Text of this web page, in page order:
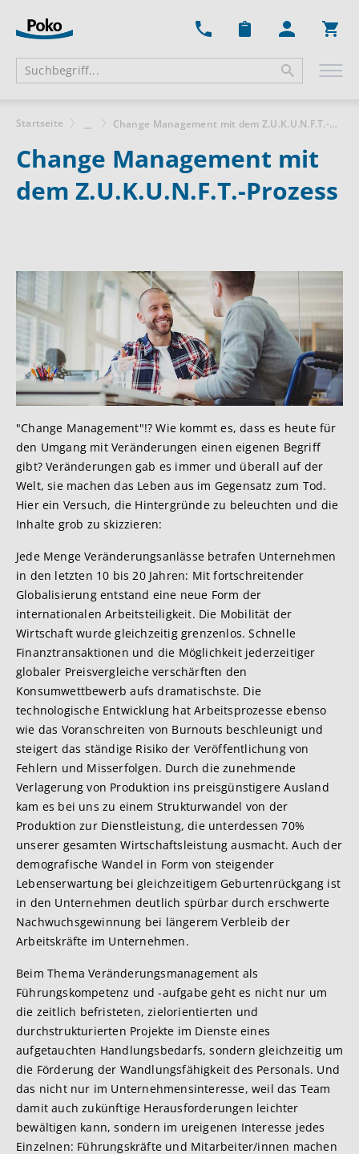
Startseite ... Change Management mit dem Z.U.K.U.N.F.T.-Prozess
Change Management mit
dem Z.U.K.U.N.F.T.-Prozess
"Change Management"!? Wie kommt es, dass es heute für
den Umgang mit Veränderungen einen eigenen Begriff
gibt? Veränderungen gab es immer und überall auf der
Welt, sie machen das Leben aus im Gegensatz zum Tod.
Hier ein Versuch, die Hintergründe zu beleuchten und die
Inhalte grob zu skizzieren:
Jede Menge Veränderungsanlässe betrafen Unternehmen
in den letzten 10 bis 20 Jahren: Mit fortschreitender
Globalisierung entstand eine neue Form der
internationalen Arbeitsteiligkeit. Die Mobilität der
Wirtschaft wurde gleichzeitig grenzenlos. Schnelle
Finanztransaktionen und die Möglichkeit jederzeitiger
globaler Preisvergleiche verschärften den
Konsumwettbewerb aufs dramatischste. Die
technologische Entwicklung hat Arbeitsprozesse ebenso
wie das Voranschreiten von Burnouts beschleunigt und
steigert das ständige Risiko der Veröffentlichung von
Fehlern und Misserfolgen. Durch die zunehmende
Verlagerung von Produktion ins preisgünstigere Ausland
kam es bei uns zu einem Strukturwandel von der
Produktion zur Dienstleistung, die unterdessen 70%
unserer gesamten Wirtschaftsleistung ausmacht. Auch der
demografische Wandel in Form von steigender
Lebenserwartung bei gleichzeitigem Geburtenrückgang ist
in den Unternehmen deutlich spürbar durch erschwerte
Nachwuchsgewinnung bei längerem Verbleib der
Arbeitskräfte im Unternehmen.
Beim Thema Veränderungsmanagement als
Führungskompetenz und -aufgabe geht es nicht nur um
die zeitlich befristeten, zielorientierten und
durchstrukturierten Projekte im Dienste eines
aufgetauchten Handlungsbedarfs, sondern gleichzeitig um
die Förderung der Wandlungsfähigkeit des Personals. Und
das nicht nur im Unternehmensinteresse, weil das Team
damit auch zukünftige Herausforderungen leichter
bewältigen kann, sondern im ureigenen Interesse jedes
Einzelnen: Führungskräfte und Mitarbeiter/innen machen